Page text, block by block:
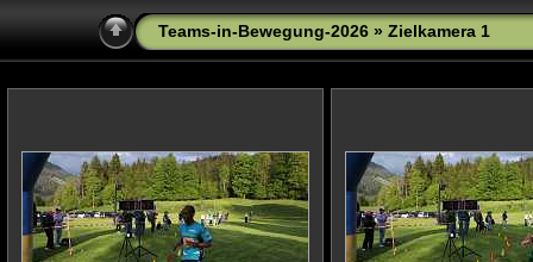
Teams-in-Bewegung-2026 » Zielkamera 1